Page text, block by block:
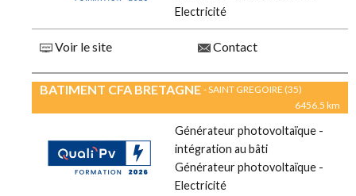
Electricité
Voir le site Contact
BATIMENT CFA BRETAGNE - SAINT GREGOIRE (35)
6456.5 km
Générateur photovoltaïque -
intégration au bâti
Générateur photovoltaïque -
Electricité